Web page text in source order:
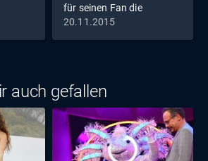
für seinen Fan die
100.000??
20.11.2015
auch gefallen